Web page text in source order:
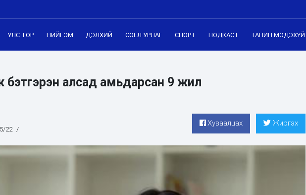
УЛС ТӨР НИЙГЭМ ДЭЛХИЙ СОЁЛ УРЛАГ СПОРТ ПОДКАСТ ТАНИН МЭДЭХҮЙ
бэтгэрэн алсад амьдарсан 9 жил
22 /
Хуваалцах Жиргэх